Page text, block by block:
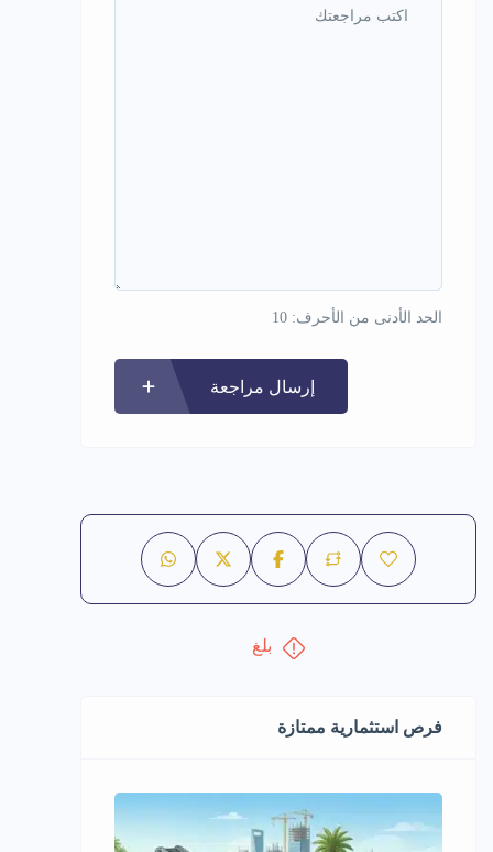
الحد الأدنى من الأحرف: 10
إرسال مراجعة
بلغ
فرص استثمارية ممتازة